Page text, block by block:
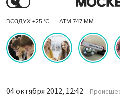
ВОЗДУХ +25 °C АТМ 747 ММ
04 октября 2012, 12:42